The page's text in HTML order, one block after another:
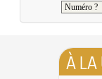
À LA